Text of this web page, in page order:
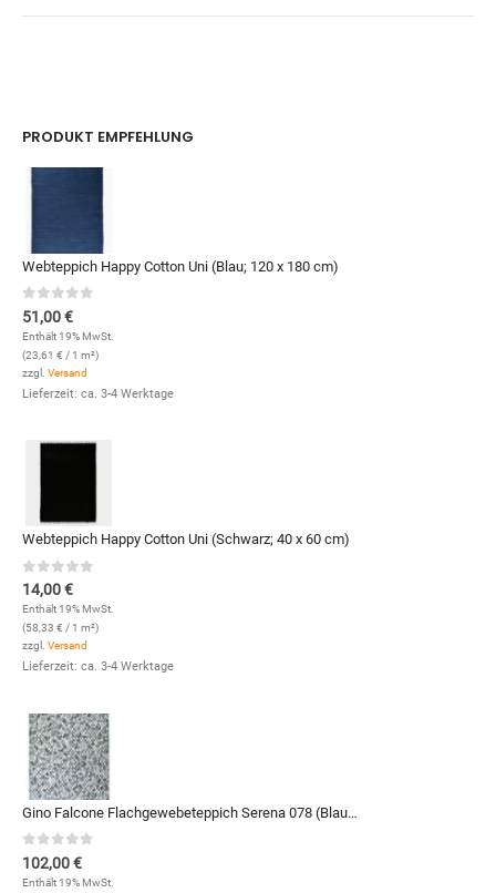
PRODUKT EMPFEHLUNG
Webteppich Happy Cotton Uni (Blau; 120 x 180 cm)
0out of 5
51,00€
Enthält 19% MwSt.
(23,61 € / 1 m²)
zzgl. Versand
Lieferzeit: ca. 3-4 Werktage
Webteppich Happy Cotton Uni (Schwarz; 40 x 60 cm)
0 out of 5
14,00€
Enthält 19% MwSt.
(58,33 € / 1 m²)
zzgl. Versand
Lieferzeit: ca. 3-4 Werktage
Gino Falcone Flachgewebeteppich Serena 078 (Blau Multi; 120 x 170 cm)
0out of 5
102,00€
Enthält 19% MwSt.